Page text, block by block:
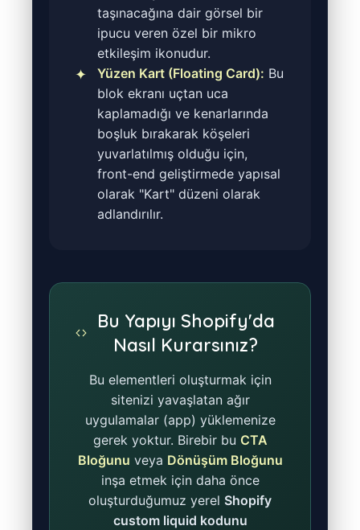
taşınacağına dair görsel bir
ipucu veren özel bir mikro
etkileşim ikonudur.
Yüzen Kart (Floating Card): Bu
blok ekranı uçtan uca
kaplamadığı ve kenarlarında
boşluk bırakarak köşeleri
yuvarlatılmış olduğu için,
front-end geliştirmede yapısal
olarak "Kart" düzeni olarak
adlandırılır.
Bu Yapıyı Shopify'da
Nasıl Kurarsınız?
Bu elementleri oluşturmak için
sitenizi yavaşlatan ağır
uygulamalar (app) yüklemenize
gerek yoktur. Birebir bu CTA
Bloğunu veya Dönüşüm Bloğunu
inşa etmek için daha önce
oluşturduğumuz yerel Shopify
custom liquid kodunu